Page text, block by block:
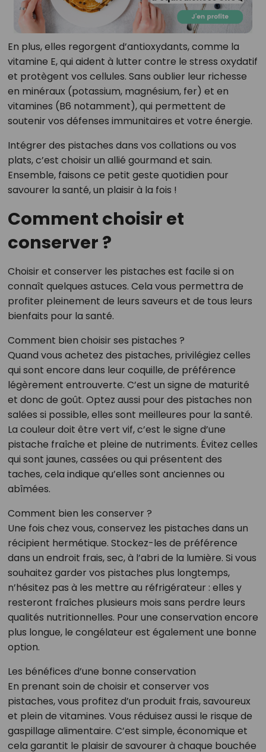
En plus, elles regorgent d’antioxydants, comme la
vitamine E, qui aident à lutter contre le stress oxydatif
et protègent vos cellules. Sans oublier leur richesse
en minéraux (potassium, magnésium, fer) et en
vitamines (B6 notamment), qui permettent de
soutenir vos défenses immunitaires et votre énergie.
Intégrer des pistaches dans vos collations ou vos
plats, c’est choisir un allié gourmand et sain.
Ensemble, faisons ce petit geste quotidien pour
savourer la santé, un plaisir à la fois !
Comment choisir et
conserver ?
Choisir et conserver les pistaches est facile si on
connaît quelques astuces. Cela vous permettra de
profiter pleinement de leurs saveurs et de tous leurs
bienfaits pour la santé.
Comment bien choisir ses pistaches ?
Quand vous achetez des pistaches, privilégiez celles
qui sont encore dans leur coquille, de préférence
légèrement entrouverte. C’est un signe de maturité
et donc de goût. Optez aussi pour des pistaches non
salées si possible, elles sont meilleures pour la santé.
La couleur doit être vert vif, c’est le signe d’une
pistache fraîche et pleine de nutriments. Évitez celles
qui sont jaunes, cassées ou qui présentent des
taches, cela indique qu’elles sont anciennes ou
abîmées.
Comment bien les conserver ?
Une fois chez vous, conservez les pistaches dans un
récipient hermétique. Stockez-les de préférence
dans un endroit frais, sec, à l’abri de la lumière. Si vous
souhaitez garder vos pistaches plus longtemps,
n’hésitez pas à les mettre au réfrigérateur : elles y
resteront fraîches plusieurs mois sans perdre leurs
qualités nutritionnelles. Pour une conservation encore
plus longue, le congélateur est également une bonne
option.
Les bénéfices d’une bonne conservation
En prenant soin de choisir et conserver vos
pistaches, vous profitez d’un produit frais, savoureux
et plein de vitamines. Vous réduisez aussi le risque de
gaspillage alimentaire. C’est simple, économique et
cela garantit le plaisir de savourer à chaque bouchée